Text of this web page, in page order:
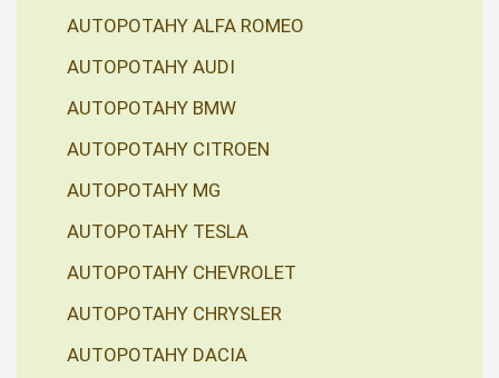
AUTOPOTAHY ALFA ROMEO
AUTOPOTAHY AUDI
AUTOPOTAHY BMW
AUTOPOTAHY CITROEN
AUTOPOTAHY MG
AUTOPOTAHY TESLA
AUTOPOTAHY CHEVROLET
AUTOPOTAHY CHRYSLER
AUTOPOTAHY DACIA